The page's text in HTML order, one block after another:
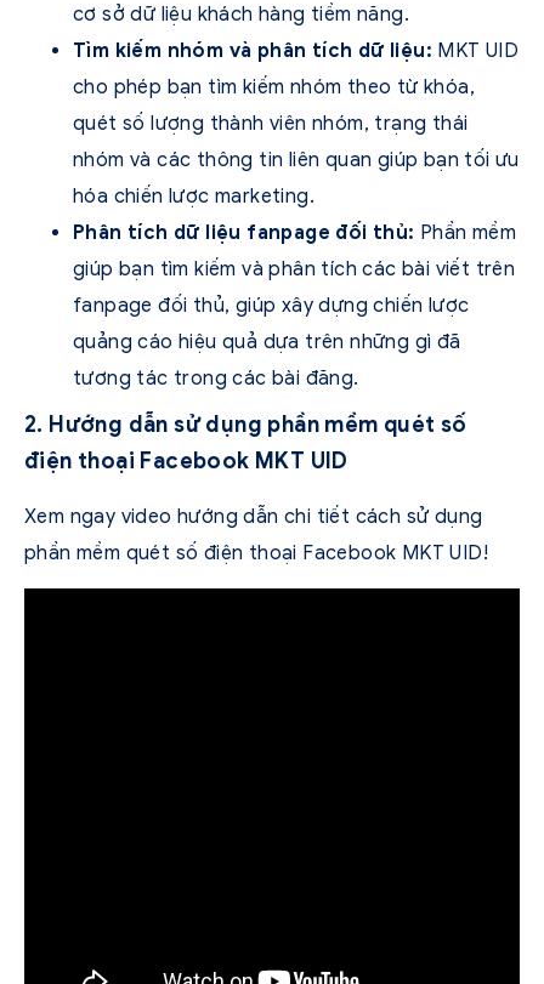
cơ sở dữ liệu khách hàng tiềm năng.
Tìm kiếm nhóm và phân tích dữ liệu: MKT UID
cho phép bạn tìm kiếm nhóm theo từ khóa,
quét số lượng thành viên nhóm, trạng thái
nhóm và các thông tin liên quan giúp bạn tối ưu
hóa chiến lược marketing.
Phân tích dữ liệu fanpage đối thủ: Phần mềm
giúp bạn tìm kiếm và phân tích các bài viết trên
fanpage đối thủ, giúp xây dựng chiến lược
quảng cáo hiệu quả dựa trên những gì đã
tương tác trong các bài đăng.
2. Hướng dẫn sử dụng phần mềm quét số
điện thoại Facebook MKT UID
Xem ngay video hướng dẫn chi tiết cách sử dụng
phần mềm quét số điện thoại Facebook MKT UID!